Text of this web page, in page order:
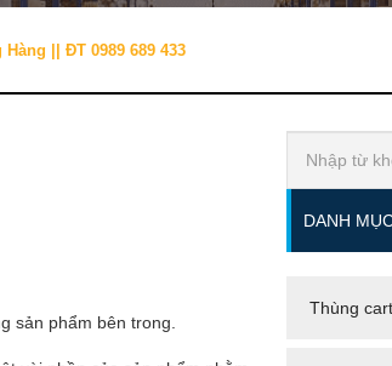
|| ĐT 0989 689 433
sản phẩm bên trong.
DANH
Thùng